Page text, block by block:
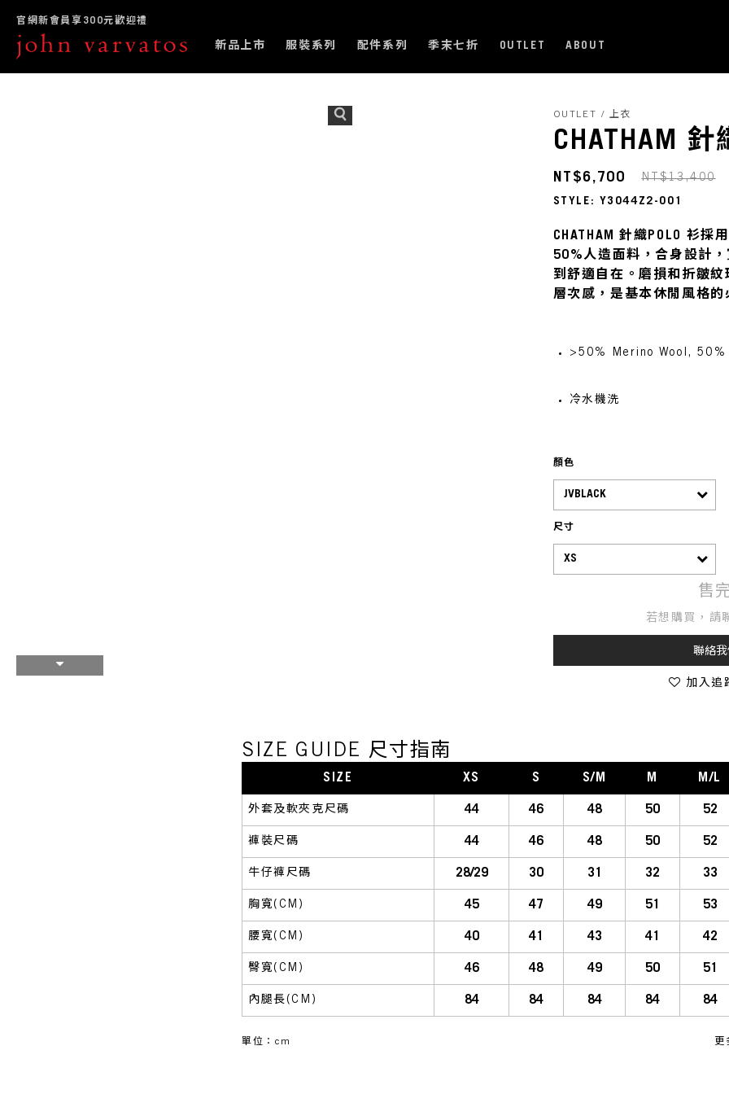
官網新會員享300元歡迎禮
新品上市 服裝系列 配件系列 季末七折 OUTLET ABOUT
OUTLET / 上衣
CHATHAM 針
STYLE: Y3044Z2-001
CHATHAM 針織POLO 衫採
50%人造面料，合身設計
到舒適自在。磨損和折皺
層次感，是基本休閒風格的
>50% Merino Wool, 50%
冷水機洗
NT$6,700 NT$13,400
顏色
尺寸
售
若想購買，請
聯絡我
加入追
SIZE GUIDE 尺寸指南
SIZE XS S S/M M M/L
外套及軟夾克尺碼 44 46 48 50 52
褲裝尺碼 44 46 48 50 52
牛仔褲尺碼 28/29 30 31 32 33
胸寬(CM) 45 47 49 51 53
腰寬(CM) 40 41 43 41 42
臀寬(CM) 46 48 49 50 51
內腿長(CM) 84 84 84 84 84
單位：cm 更